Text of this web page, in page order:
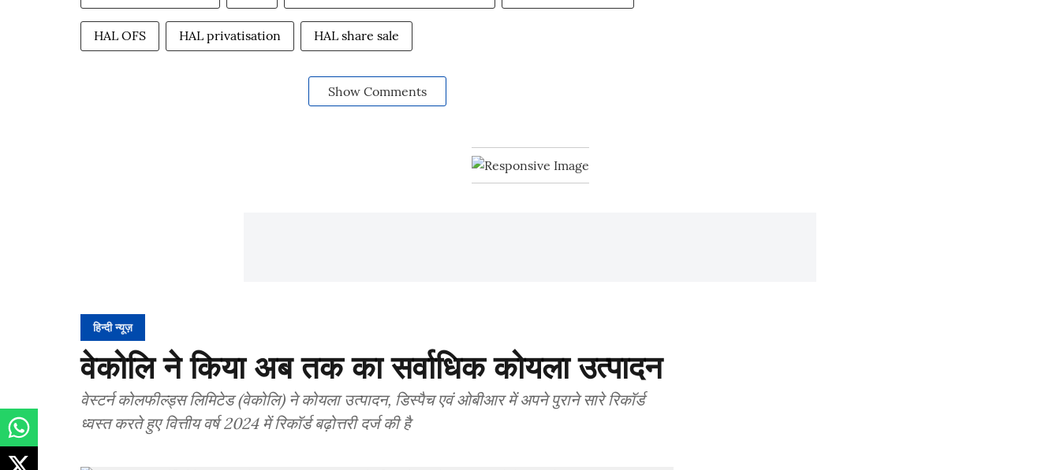
HAL OFS HAL privatisation HAL share sale
Show Comments
हिन्दी न्यूज़
वेकोलि ने किया अब तक का सर्वाधिक कोयला उत्पादन
वेस्टर्न कोलफील्ड्स लिमिटेड (वेकोलि) ने कोयला उत्पादन, डिस्पैच एवं ओबीआर में अपने पुराने सारे रिकॉर्ड
ध्वस्त करते हुए वित्तीय वर्ष 2024 में रिकॉर्ड बढ़ोत्तरी दर्ज की है